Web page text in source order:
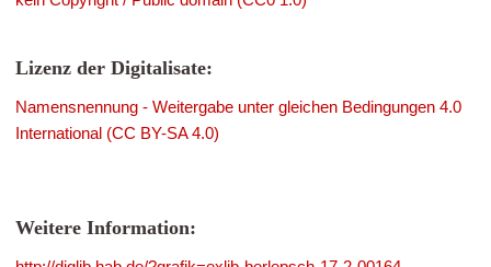
Lizenz der Digitalisate:
Namensnennung - Weitergabe unter gleichen Bedingungen 4.0
International (CC BY-SA 4.0)
Weitere Information: